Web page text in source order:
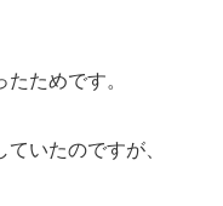
ためです。
いたのですが、